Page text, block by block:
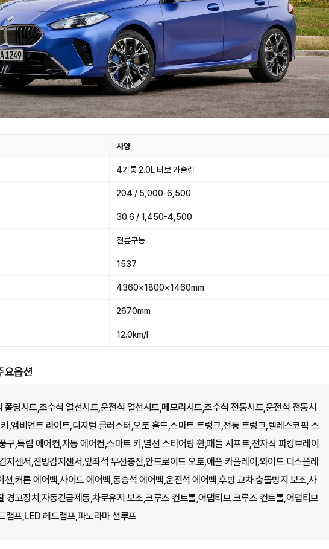
사양
4기통 2.0L 터보 가솔린
204 / 5,000-6,500
30.6 / 1,450-4,500
전륜구동
1537
4360×1800×1460mm
2670mm
12.0km/l
요옵션
폴딩시트,조수석 열선시트,운전석 열선시트,메모리시트,조수석 전동시트,운전석 전동시
,앰비언트 라이트,디지털 클러스터,오토 홀드,스마트 트렁크,전동 트렁크,텔레스코픽 스
구,독립 에어컨,자동 에어컨,스마트 키,열선 스티어링 휠,패들 시프트,전자식 파킹브레이
지센서,전방감지센서,앞좌석 무선충전,안드로이드 오토,애플 카플레이,와이드 디스플레
션,커튼 에어백,사이드 에어백,동승석 에어백,운전석 에어백,후방 교차 충돌방지 보조,사
경고장치,자동긴급제동,차로유지 보조,크루즈 컨트롤,어댑티브 크루즈 컨트롤,어댑티브
램프,LED 헤드램프,파노라마 선루프